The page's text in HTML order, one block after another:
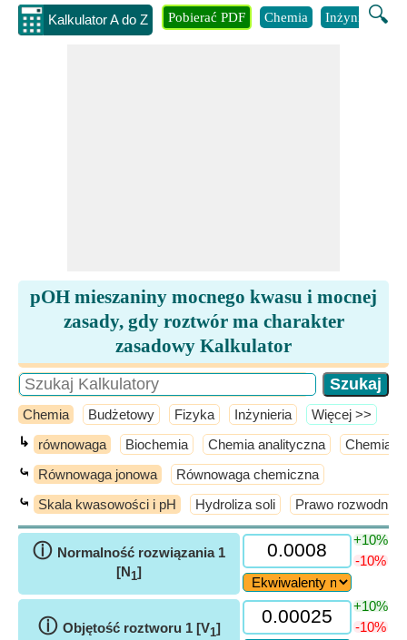
Kalkulator A do Z 🔍
Pobierać PDF Chemia Inżynieria
pOH mieszaniny mocnego kwasu i mocnej
zasady, gdy roztwór ma charakter
zasadowy Kalkulator
Chemia Budżetowy Fizyka Inżynieria ​Więcej >>
↳ równowaga Biochemia Chemia analityczna Chemia
⤿ Równowaga jonowa Równowaga chemiczna
⤿ Skala kwasowości i pH Hydroliza soli Prawo
ⓘ Normalność rozwiązania 1
[N1]
+10%
-10%
ⓘ Objętość roztworu 1 [V1]
+10%
-10%